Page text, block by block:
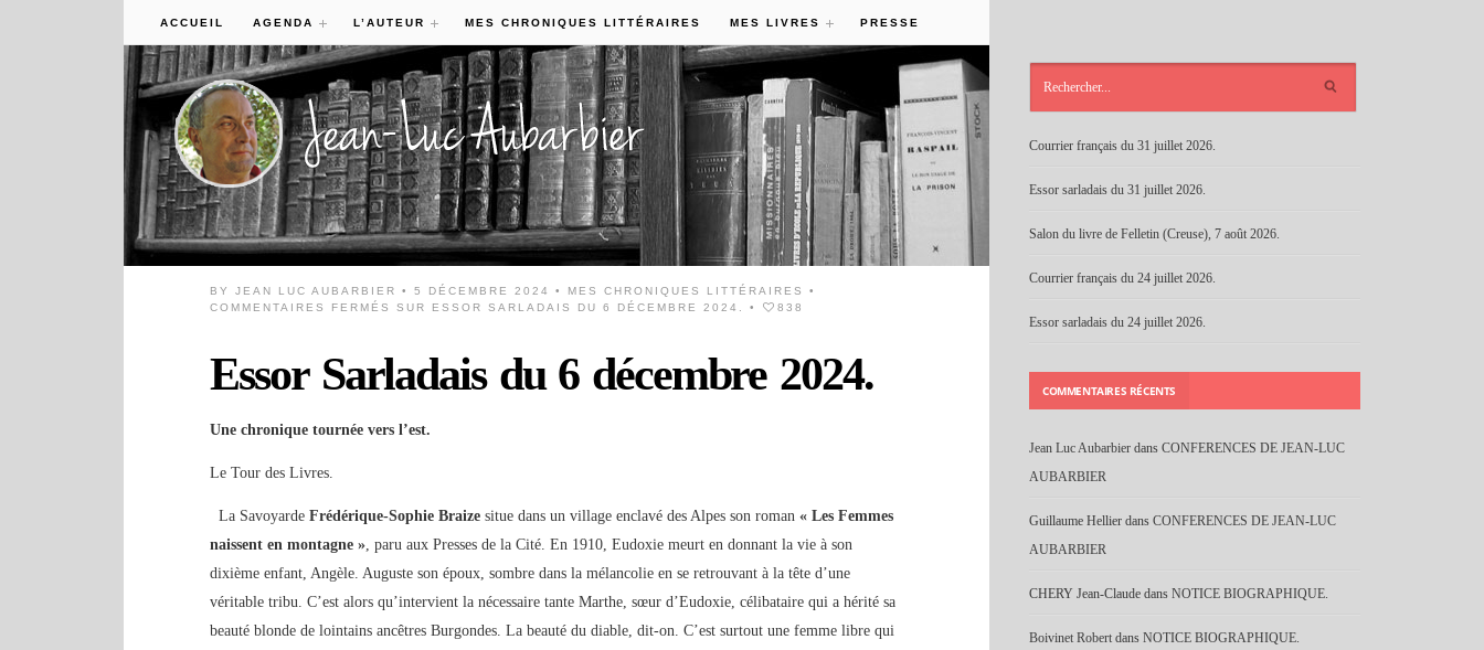
ACCUEIL AGENDA L’AUTEUR MES CHRONIQUES LITTÉRAIRES MES LIVRES PRESSE
BYJEAN LUC AUBARBIER • 5 DÉCEMBRE 2024 • MES CHRONIQUES LITTÉRAIRES
•
COMMENTAIRES FERMÉS
SUR ESSOR SARLADAIS DU 6 DÉCEMBRE 2024. • 838
Essor Sarladais du 6 décembre 2024.
Une chronique tournée vers l’est.
Le Tour des Livres.
La SavoyardeFrédérique-Sophie Braizesitue dans un village enclavé des Alpes son roman« Les Femmes
naissent en montagne », paru aux Presses de la Cité. En 1910, Eudoxie meurt en donnant la vie à son
dixième enfant, Angèle. Auguste son époux, sombre dans la mélancolie en se retrouvant à la tête d’une
véritable tribu. C’est alors qu’intervient la nécessaire tante Marthe, sœur d’Eudoxie, célibataire qui a hérité sa
beauté blonde de lointains ancêtres Burgondes. La beauté du diable, dit-on. C’est surtout une femme libre qui
Courrier français du 31 juillet 2026.
Essor sarladais du 31 juillet 2026.
Salon du livre de Felletin (Creuse), 7 août 2026.
Courrier français du 24 juillet 2026.
Essor sarladais du 24 juillet 2026.
COMMENTAIRES RÉCENTS
Jean Luc Aubarbier dans CONFERENCES DE JEAN-LUC
AUBARBIER
Guillaume Hellier dans CONFERENCES DE JEAN-LUC
AUBARBIER
CHERY Jean-Claude dans NOTICE BIOGRAPHIQUE.
Boivinet Robert dans NOTICE BIOGRAPHIQUE.